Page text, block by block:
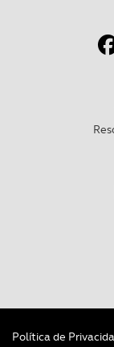
Política de